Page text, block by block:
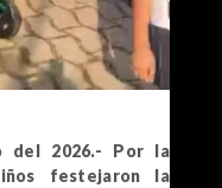
del 2026.- Por la
festejaron la